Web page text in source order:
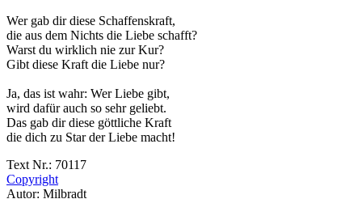
Wer gab dir diese Schaffenskraft,
die aus dem Nichts die Liebe schafft?
Warst du wirklich nie zur Kur?
Gibt diese Kraft die Liebe nur?
Ja, das ist wahr: Wer Liebe gibt,
wird dafür auch so sehr geliebt.
Das gab dir diese göttliche Kraft
die dich zu Star der Liebe macht!
Text Nr.: 70117
Copyright
Autor: Milbradt